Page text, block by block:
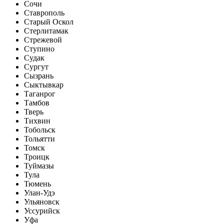
Сочи
Ставрополь
Старый Оскол
Стерлитамак
Стрежевой
Ступино
Судак
Сургут
Сызрань
Сыктывкар
Таганрог
Тамбов
Тверь
Тихвин
Тобольск
Тольятти
Томск
Троицк
Туймазы
Тула
Тюмень
Улан-Удэ
Ульяновск
Уссурийск
Уфа